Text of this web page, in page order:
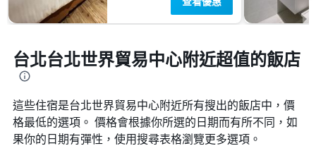
的
此
圖
表
具
有
1
條
台北台北世界貿易中心附近超值的飯店
這些住宿是台北世界貿易中心​附近所有搜出的飯店中，價
格最低的選項。 價格會根據你所選的日期而有所不同，如
果你的日期有彈性，使用搜尋表格瀏覽更多選項。